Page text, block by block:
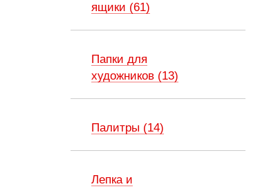
ящики (61)
Папки для
художников (13)
Палитры (14)
Лепка и